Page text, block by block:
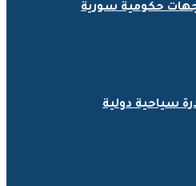
حكومية سورية
سياحية دولية